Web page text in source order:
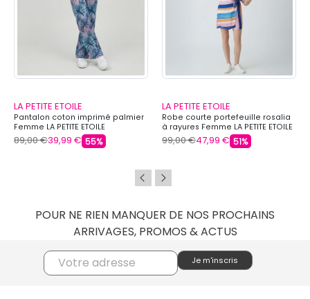
LA PETITE ETOILE
Pantalon coton imprimé palmier
Femme LA PETITE ETOILE
89,00 €39,99 € 55%
LA PETITE ETOILE
Robe courte portefeuille rosalia
à rayures Femme LA PETITE ETOILE
99,00 €47,99 € 51%
POUR NE RIEN MANQUER DE NOS PROCHAINS
ARRIVAGES, PROMOS & ACTUS